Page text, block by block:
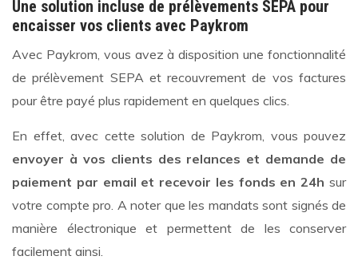
Une solution incluse de prélèvements SEPA pour
encaisser vos clients avec Paykrom
Avec Paykrom, vous avez à disposition une fonctionnalité
de prélèvement SEPA et recouvrement de vos factures
pour être payé plus rapidement en quelques clics.
En effet, avec cette solution de Paykrom, vous pouvez
envoyer à vos clients des relances et demande de
paiement par email et recevoir les fonds en 24h sur
votre compte pro. A noter que les mandats sont signés de
manière électronique et permettent de les conserver
facilement ainsi.